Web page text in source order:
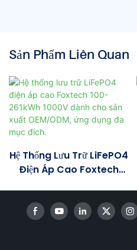
Sản Phẩm Liên Quan
Hệ Thống Lưu Trữ LiFePO4
Điện Áp Cao Foxtech
Ứng Dụng Đa Mục Đích.